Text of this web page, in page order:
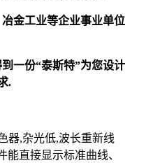
金工业等企业事业单位
一份“泰斯特”为您设计
.
器,杂光低,波长重新线
能直接显示标准曲线、